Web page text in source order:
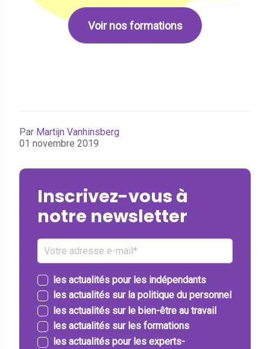
Voir nos formations
Par Martijn Vanhinsberg
01 novembre 2019
Inscrivez-vous à
notre newsletter
les actualités pour les indépendants
les actualités sur la politique du personnel
les actualités sur le bien-être au travail
les actualités sur les formations
les actualités pour les experts-